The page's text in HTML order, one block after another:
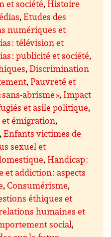
et société,Histoire
,Etudes des
numériques et
: télévision et
: publicité et société,
,Discrimination
,Pauvreté et
abrisme », Impact
et asile politique,
émigration,
,Enfants victimes de
sexuel et
,Handicap :
et addiction : aspects
,Consumérisme,
éthiques et
humaines et
social,